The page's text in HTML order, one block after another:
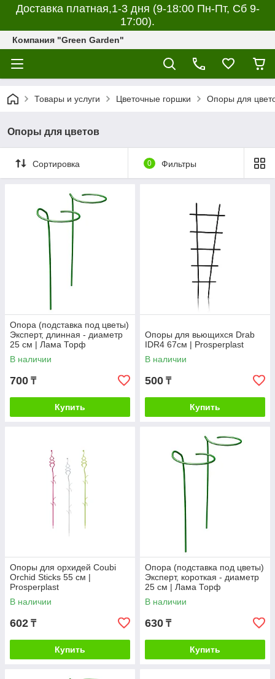
Доставка платная,1-3 дня (9-18:00 Пн-Пт, Сб 9-
17:00).
Компания "Green Garden"
Товары и услуги Цветочные горшки Опоры для
Опоры для цветов
Сортировка 0 Фильтры
Опора (подставка под цветы)
Эксперт, длинная - диаметр
25 см | Лама Торф
В наличии
700 ₸
Купить
Опоры для вьющихся Drab
IDR4 67см | Prosperplast
В наличии
500 ₸
Купить
Опоры для орхидей Coubi
Orchid Sticks 55 cм |
Prosperplast
В наличии
602 ₸
Купить
Опора (подставка под цветы)
Эксперт, короткая - диаметр
25 см | Лама Торф
В наличии
630 ₸
Купить